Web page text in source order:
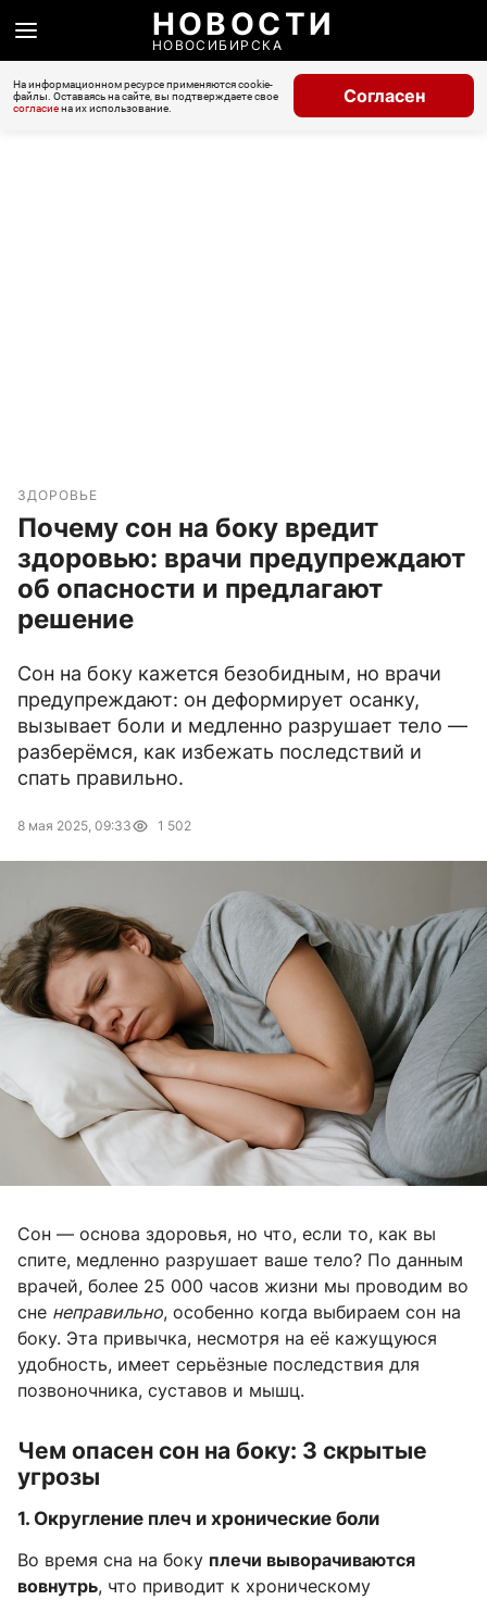
НОВОСТИ
НОВОСИБИРСКА
На информационном ресурсе применяются cookie-
файлы. Оставаясь на сайте, вы подтверждаете свое
согласиена их использование.
Согласен
ЗДОРОВЬЕ
Почему сон на боку вредит
здоровью: врачи предупреждают
об опасности и предлагают
решение
Сон на боку кажется безобидным, но врачи
предупреждают: он деформирует осанку,
вызывает боли и медленно разрушает тело —
разберёмся, как избежать последствий и
спать правильно.
8 мая 2025, 09:33 1 502
Сон — основа здоровья, но что, если то, как вы
спите, медленно разрушает ваше тело? По данным
врачей, более 25 000 часов жизни мы проводим во
сне неправильно, особенно когда выбираем сон на
боку. Эта привычка, несмотря на её кажущуюся
удобность, имеет серьёзные последствия для
позвоночника, суставов и мышц.
Чем опасен сон на боку: 3 скрытые
угрозы
1. Округление плеч и хронические боли
Во время сна на боку плечи выворачиваются
вовнутрь, что приводит к хроническому